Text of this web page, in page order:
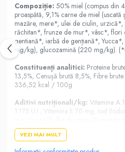
Compoziție: 50% miel (compus din
proaspătă, 9,1% carne de miel (uscată
mazăre, mere*, ulei de ciulin,
răchitan*, frunze de mur*, vâsc*, flori
gentiană*, iarbă de gențiană*,
mg/kg), glucozamină (220 mg/kg).
Constituenți analitici: Proteine
13,5%, Cenușă brută 8,5%, Fibre
336,52 kcal / 100g
Aditivi nutriționali/kg: Vitamina A
1.175 U.I., Vitamina E 70 mg, Iod
70,0 mg, Zinc (ca zinc aminoacizi-
Seleniu (Selenit de sodiu) 0,2 mg.
VEZI MAI MULT